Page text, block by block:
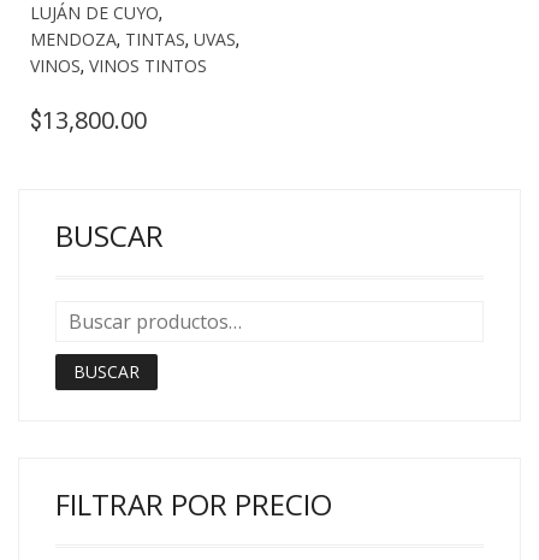
LUJÁN DE CUYO,
MENDOZA, TINTAS, UVAS,
VINOS, VINOS TINTOS
$13,800.00
BUSCAR
BUSCAR
FILTRAR POR PRECIO